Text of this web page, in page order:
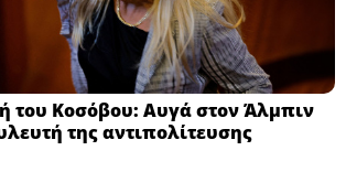
του Κοσόβου: Αυγά στον Άλμπιν
της αντιπολίτευσης